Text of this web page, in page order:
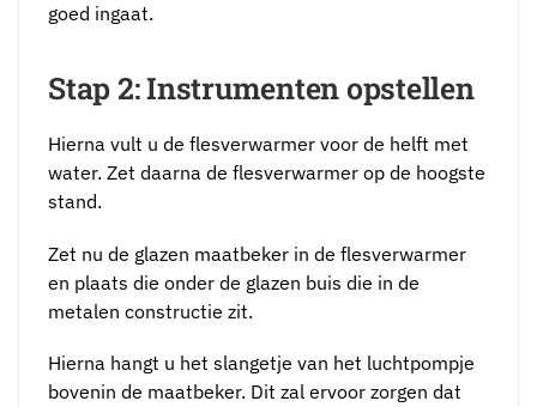
goed ingaat.
Stap 2: Instrumenten opstellen
Hierna vult u de flesverwarmer voor de helft met
water. Zet daarna de flesverwarmer op de hoogste
stand.
Zet nu de glazen maatbeker in de flesverwarmer
en plaats die onder de glazen buis die in de
metalen constructie zit.
Hierna hangt u het slangetje van het luchtpompje
bovenin de maatbeker. Dit zal ervoor zorgen dat